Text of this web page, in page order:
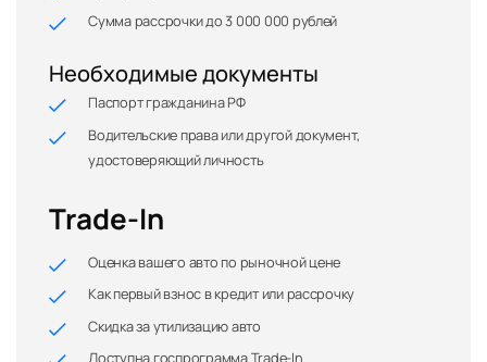
Сумма рассрочки до 3 000 000 рублей
Необходимые документы
Паспорт гражданина РФ
Водительские права или другой документ,
удостоверяющий личность
Trade-In
Оценка вашего авто по рыночной цене
Как первый взнос в кредит или рассрочку
Скидка за утилизацию авто
Доступна госпрограмма Trade-In